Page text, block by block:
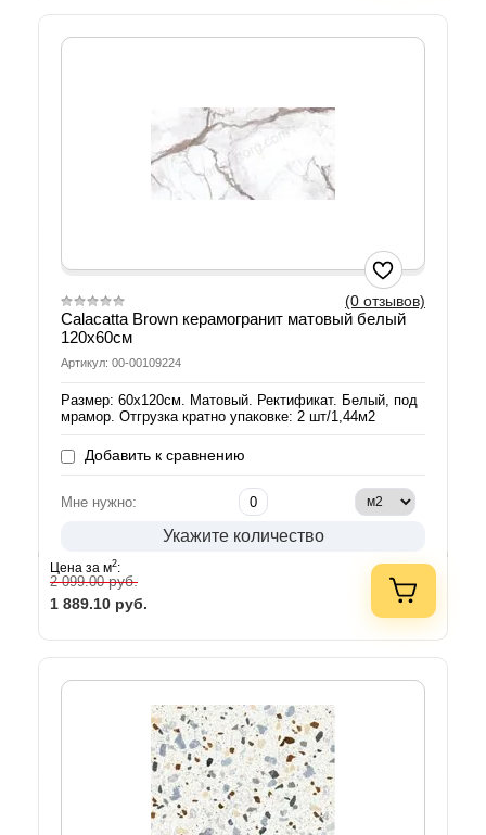
(0 отзывов)
Calacatta Brown керамогранит матовый белый
120х60см
Артикул: 00-00109224
Размер: 60х120см. Матовый. Ректификат. Белый, под
мрамор. Отгрузка кратно упаковке: 2 шт/1,44м2
Добавить к сравнению
Мне нужно:
Укажите количество
Цена за м2:
2 099.00руб.
1 889.10 руб.